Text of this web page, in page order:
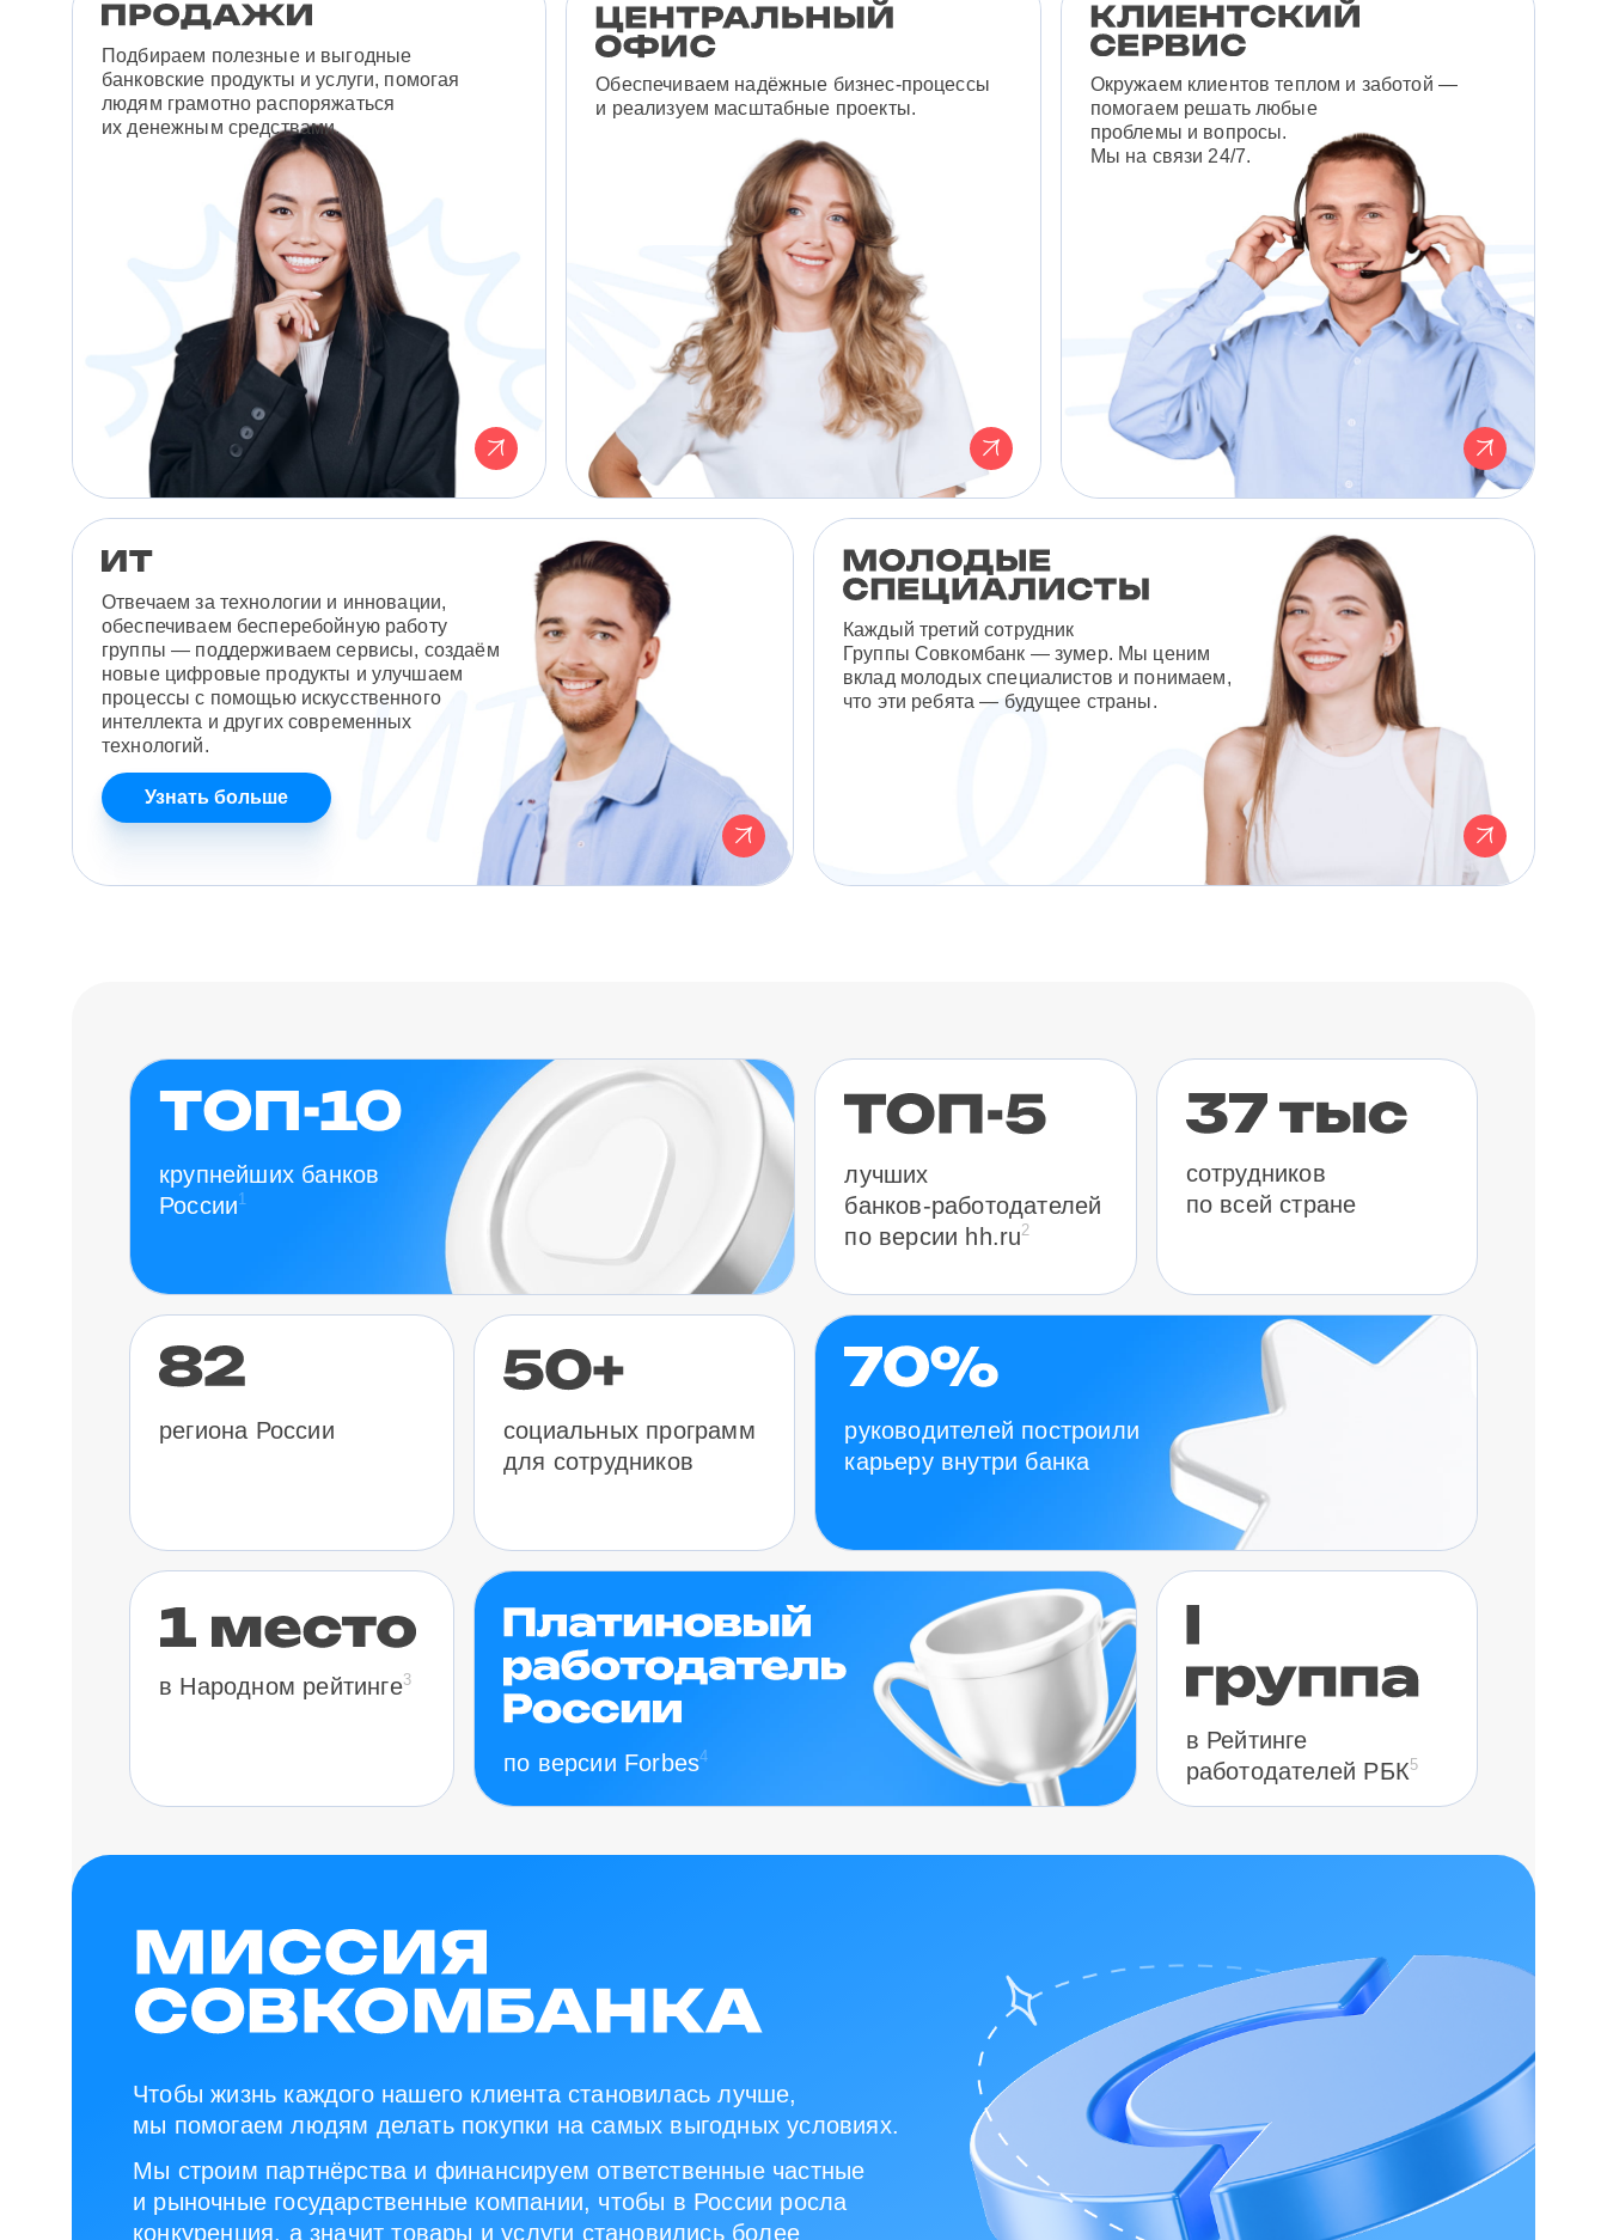
Подбираем полезные и выгодные
банковские продукты и услуги, помогая
людям грамотно распоряжаться
их денежным средствами.
Обеспечиваем надёжные бизнес-процессы
и реализуем масштабные проекты.
Окружаем клиентов теплом и заботой —
помогаем решать любые
проблемы и вопросы.
Мы на связи 24/7.
Отвечаем за технологии и инновации,
обеспечиваем бесперебойную работу
группы — поддерживаем сервисы, создаём
новые цифровые продукты и улучшаем
процессы с помощью искусственного
интеллекта и других современных
технологий.
Узнать больше
Каждый третий сотрудник
Группы Совкомбанк — зумер. Мы ценим
вклад молодых специалистов и понимаем,
что эти ребята — будущее страны.
крупнейших банков
России1
лучших
банков-работодателей
по версии hh.ru2
сотрудников
по всей стране
региона России
социальных программ
для сотрудников
руководителей построили
карьеру внутри банка
в Народном рейтинге3
по версии Forbes4
в Рейтинге
работодателей РБК5
Чтобы жизнь каждого нашего клиента становилась лучше,
мы помогаем людям делать покупки на самых выгодных условиях.
Мы строим партнёрства и финансируем ответственные частные
и рыночные государственные компании, чтобы в России росла
конкуренция, а значит товары и услуги становились более